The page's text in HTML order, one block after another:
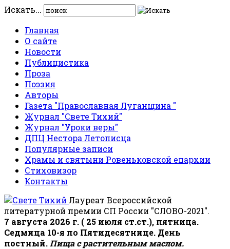
Искать...
Главная
О сайте
Новости
Публицистика
Проза
Поэзия
Авторы
Газета "Православная Луганщина "
Журнал "Свете Тихий"
Журнал "Уроки веры"
ДПЦ Нестора Летописца
Популярные записи
Храмы и святыни Ровеньковской епархии
Стиховизор
Контакты
Лауреат Всероссийской
литературной премии СП России "СЛОВО-2021".
7 августа 2026 г. ( 25 июля ст.ст.), пятница.
Седмица 10-я по Пятидесятнице. День
постный. Пища с растительным маслом.